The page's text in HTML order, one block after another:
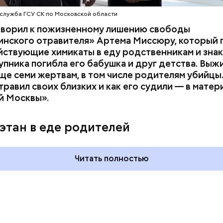
какие
в России
Международный день
бесконечности: какие
праздники отмечают в
и мире 8 августа
ГСУ СК по Московской области
к пожизненному лишению свободы
отравителя» Артема Миссюру, который
химикаты в еду родственникам и
погибла его бабушка и друг детства.
семи жертвам, в том числе родителям
своих близких и как его судили — в
Москвы».
в еде родителей
Читать полностью